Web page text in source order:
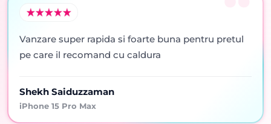
Vanzare super rapida si foarte buna pentru pretul
pe care il recomand cu caldura
Shekh Saiduzzaman
iPhone 15 Pro Max